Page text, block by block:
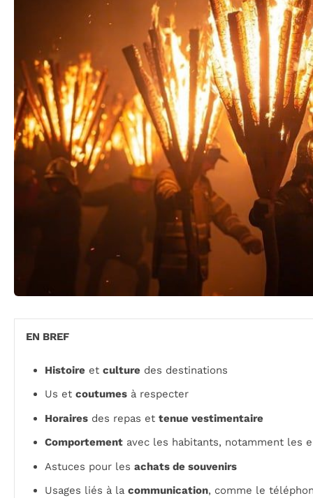
EN BREF
Histoire et culture des destinations
Us et coutumes à respecter
Horaires des repas et tenue vestimentaire
Comportement avec les habitants, notamment les
Astuces pour les achats de souvenirs
Usages liés à la communication, comme le